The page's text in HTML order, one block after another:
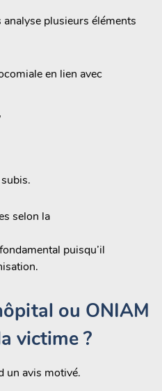
analyse plusieurs éléments
en lien avec
selon la
puisqu’il
ou ONIAM
victime ?
un avis motivé.